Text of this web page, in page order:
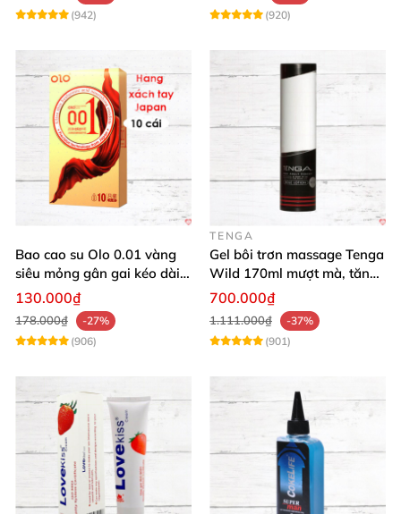
(942)
(920)
Bao cao su Olo 0.01 vàng
siêu mỏng gân gai kéo dài
yêu đỉnh
130.000₫
178.000₫
-27%
(906)
TENGA
Gel bôi trơn massage Tenga
Wild 170ml mượt mà, tăng
khoái cảm
700.000₫
1.111.000₫
-37%
(901)